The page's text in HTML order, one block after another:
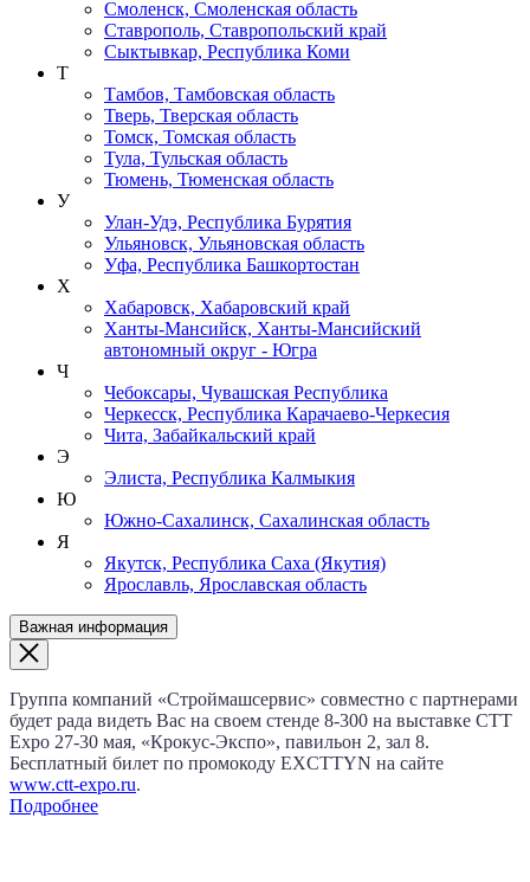
Смоленск, Смоленская область
Ставрополь, Ставропольский край
Сыктывкар, Республика Коми
Т
Тамбов, Тамбовская область
Тверь, Тверская область
Томск, Томская область
Тула, Тульская область
Тюмень, Тюменская область
У
Улан-Удэ, Республика Бурятия
Ульяновск, Ульяновская область
Уфа, Республика Башкортостан
Х
Хабаровск, Хабаровский край
Ханты-Мансийск, Ханты-Мансийский
автономный округ - Югра
Ч
Чебоксары, Чувашская Республика
Черкесск, Республика Карачаево-Черкесия
Чита, Забайкальский край
Э
Элиста, Республика Калмыкия
Ю
Южно-Сахалинск, Сахалинская область
Я
Якутск, Республика Саха (Якутия)
Ярославль, Ярославская область
Важная информация
Группа компаний «Строймашсервис» совместно с партнерами
будет рада видеть Вас на своем стенде 8‑300 на выставке CTT
Expo 27‑30 мая, «Крокус‑Экспо», павильон 2, зал 8.
Бесплатный билет по промокоду EXCTTYN на сайте
www.сtt-expo.ru.
Подробнее